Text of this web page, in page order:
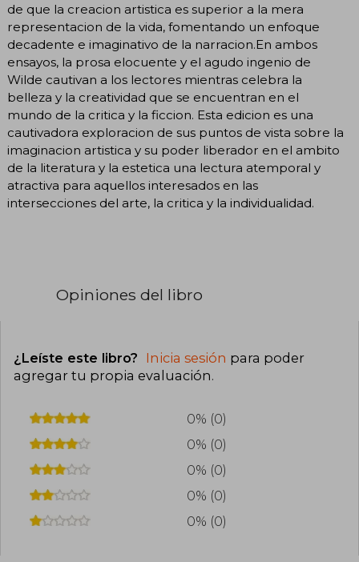
de que la creacion artistica es superior a la mera
representacion de la vida, fomentando un enfoque
decadente e imaginativo de la narracion.En ambos
ensayos, la prosa elocuente y el agudo ingenio de
Wilde cautivan a los lectores mientras celebra la
belleza y la creatividad que se encuentran en el
mundo de la critica y la ficcion. Esta edicion es una
cautivadora exploracion de sus puntos de vista sobre la
imaginacion artistica y su poder liberador en el ambito
de la literatura y la estetica una lectura atemporal y
atractiva para aquellos interesados en las
intersecciones del arte, la critica y la individualidad.
Opiniones del libro
¿Leíste este libro? Inicia sesión para poder
agregar tu propia evaluación.
0% (0)
0% (0)
0% (0)
0% (0)
0% (0)